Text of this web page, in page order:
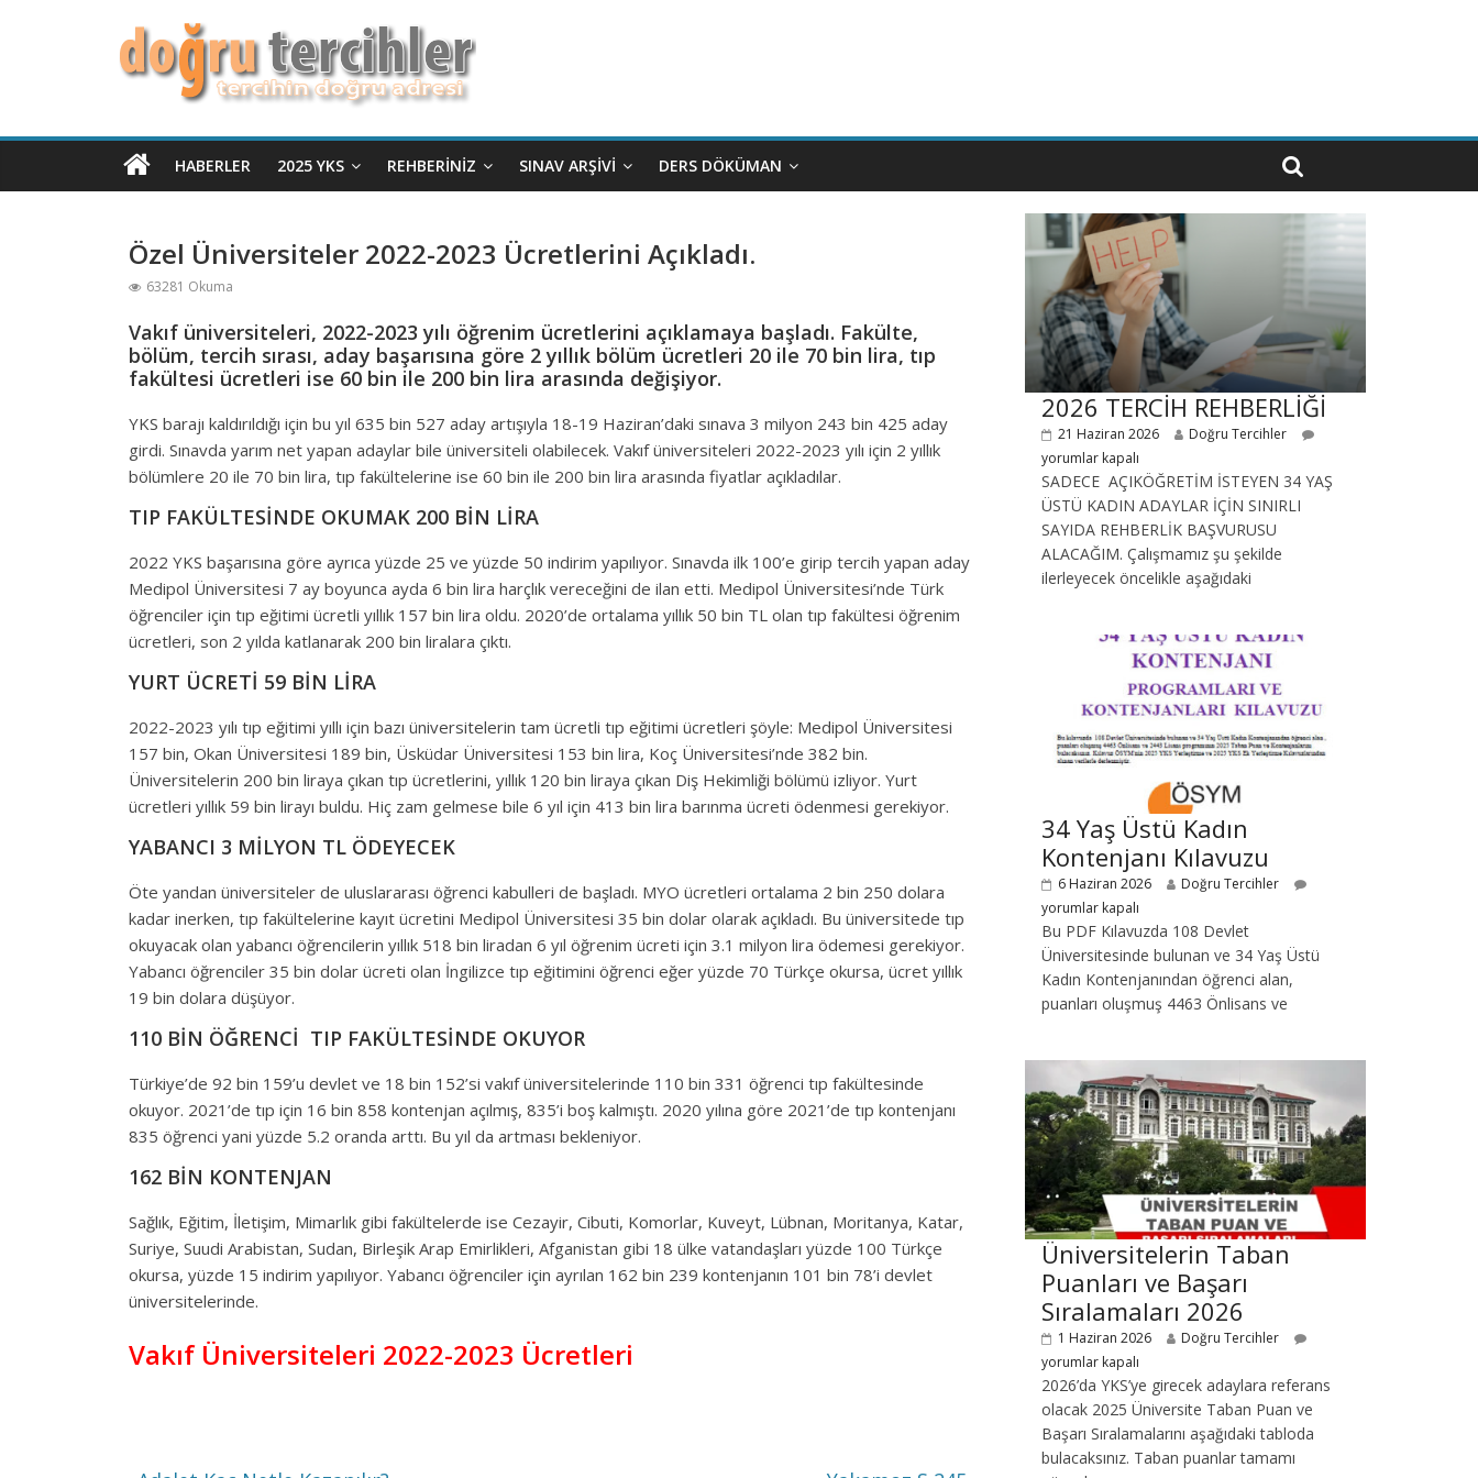
HABERLER 2025 YKS REHBERINIZ SINAV ARŞIVI DERS DÖKÜMAN
Özel Üniversiteler 2022-2023 Ücretlerini Açıkladı.
63281 Okuma
Vakıf üniversiteleri, 2022-2023 yılı öğrenim ücretlerini açıklamaya başladı. Fakülte,
bölüm, tercih sırası, aday başarısına göre 2 yıllık bölüm ücretleri 20 ile 70 bin lira, tıp
fakültesi ücretleri ise 60 bin ile 200 bin lira arasında değişiyor.
YKS barajı kaldırıldığı için bu yıl 635 bin 527 aday artışıyla 18-19 Haziran’daki sınava 3 milyon 243 bin 425 aday
girdi. Sınavda yarım net yapan adaylar bile üniversiteli olabilecek. Vakıf üniversiteleri 2022-2023 yılı için 2 yıllık
bölümlere 20 ile 70 bin lira, tıp fakültelerine ise 60 bin ile 200 bin lira arasında fiyatlar açıkladılar.
TIP FAKÜLTESİNDE OKUMAK 200 BİN LİRA
2022 YKS başarısına göre ayrıca yüzde 25 ve yüzde 50 indirim yapılıyor. Sınavda ilk 100’e girip tercih yapan aday
Medipol Üniversitesi 7 ay boyunca ayda 6 bin lira harçlık vereceğini de ilan etti. Medipol Üniversitesi’nde Türk
öğrenciler için tıp eğitimi ücretli yıllık 157 bin lira oldu. 2020’de ortalama yıllık 50 bin TL olan tıp fakültesi öğrenim
ücretleri, son 2 yılda katlanarak 200 bin liralara çıktı.
YURT ÜCRETİ 59 BİN LİRA
2022-2023 yılı tıp eğitimi yıllı için bazı üniversitelerin tam ücretli tıp eğitimi ücretleri şöyle: Medipol Üniversitesi
157 bin, Okan Üniversitesi 189 bin, Üsküdar Üniversitesi 153 bin lira, Koç Üniversitesi’nde 382 bin.
Üniversitelerin 200 bin liraya çıkan tıp ücretlerini, yıllık 120 bin liraya çıkan Diş Hekimliği bölümü izliyor. Yurt
ücretleri yıllık 59 bin lirayı buldu. Hiç zam gelmese bile 6 yıl için 413 bin lira barınma ücreti ödenmesi gerekiyor.
YABANCI 3 MİLYON TL ÖDEYECEK
Öte yandan üniversiteler de uluslararası öğrenci kabulleri de başladı. MYO ücretleri ortalama 2 bin 250 dolara
kadar inerken, tıp fakültelerine kayıt ücretini Medipol Üniversitesi 35 bin dolar olarak açıkladı. Bu üniversitede tıp
okuyacak olan yabancı öğrencilerin yıllık 518 bin liradan 6 yıl öğrenim ücreti için 3.1 milyon lira ödemesi gerekiyor.
Yabancı öğrenciler 35 bin dolar ücreti olan İngilizce tıp eğitimini öğrenci eğer yüzde 70 Türkçe okursa, ücret yıllık
19 bin dolara düşüyor.
110 BİN ÖĞRENCİ TIP FAKÜLTESİNDE OKUYOR
Türkiye’de 92 bin 159’u devlet ve 18 bin 152’si vakıf üniversitelerinde 110 bin 331 öğrenci tıp fakültesinde
okuyor. 2021’de tıp için 16 bin 858 kontenjan açılmış, 835’i boş kalmıştı. 2020 yılına göre 2021’de tıp kontenjanı
835 öğrenci yani yüzde 5.2 oranda arttı. Bu yıl da artması bekleniyor.
162 BİN KONTENJAN
Sağlık, Eğitim, İletişim, Mimarlık gibi fakültelerde ise Cezayir, Cibuti, Komorlar, Kuveyt, Lübnan, Moritanya, Katar,
Suriye, Suudi Arabistan, Sudan, Birleşik Arap Emirlikleri, Afganistan gibi 18 ülke vatandaşları yüzde 100 Türkçe
okursa, yüzde 15 indirim yapılıyor. Yabancı öğrenciler için ayrılan 162 bin 239 kontenjanın 101 bin 78’i devlet
üniversitelerinde.
Vakıf Üniversiteleri 2022-2023 Ücretleri
2026 TERCİH REHBERLİĞİ
21 Haziran 2026
Doğru Tercihler
yorumlar kapalı
SADECE AÇIKÖĞRETİM İSTEYEN 34 YAŞ
ÜSTÜ KADIN ADAYLAR İÇİN SINIRLI
SAYIDA REHBERLİK BAŞVURUSU
ALACAĞIM. Çalışmamız şu şekilde
ilerleyecek öncelikle aşağıdaki
34 Yaş Üstü Kadın
Kontenjanı Kılavuzu
6 Haziran 2026
Doğru Tercihler
yorumlar kapalı
Bu PDF Kılavuzda 108 Devlet
Üniversitesinde bulunan ve 34 Yaş Üstü
Kadın Kontenjanından öğrenci alan,
puanları oluşmuş 4463 Önlisans ve
Üniversitelerin Taban
Puanları ve Başarı
Sıralamaları 2026
1 Haziran 2026
Doğru Tercihler
yorumlar kapalı
2026’da YKS’ye girecek adaylara referans
olacak 2025 Üniversite Taban Puan ve
Başarı Sıralamalarını aşağıdaki tabloda
bulacaksınız. Taban puanlar tamamı